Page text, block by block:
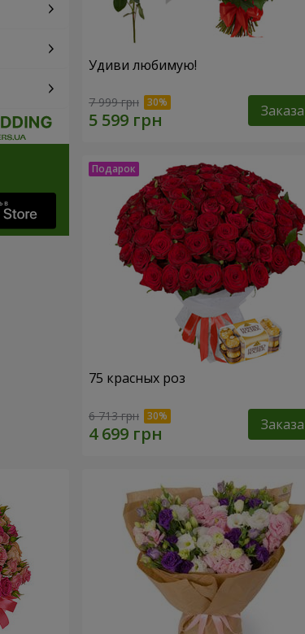
Удиви любимую!
7 999 грн
75 красных роз
6 713 грн